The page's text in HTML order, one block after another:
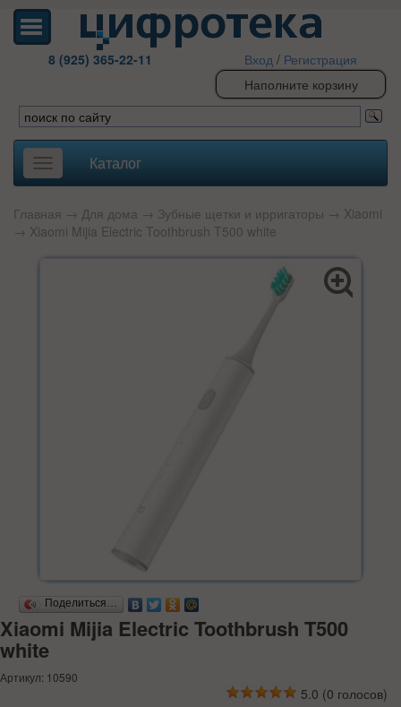
8 (925) 365-22-11 Вход / Регистрация
Наполните корзину
Toggle
navigation
Каталог
Главная → Для дома → Зубные щетки и ирригаторы → Xiaomi
→ Xiaomi Mijia Electric Toothbrush T500 white
Поделиться…
Xiaomi Mijia Electric Toothbrush T500
white
Артикул: 10590
5.0 (0 голосов)